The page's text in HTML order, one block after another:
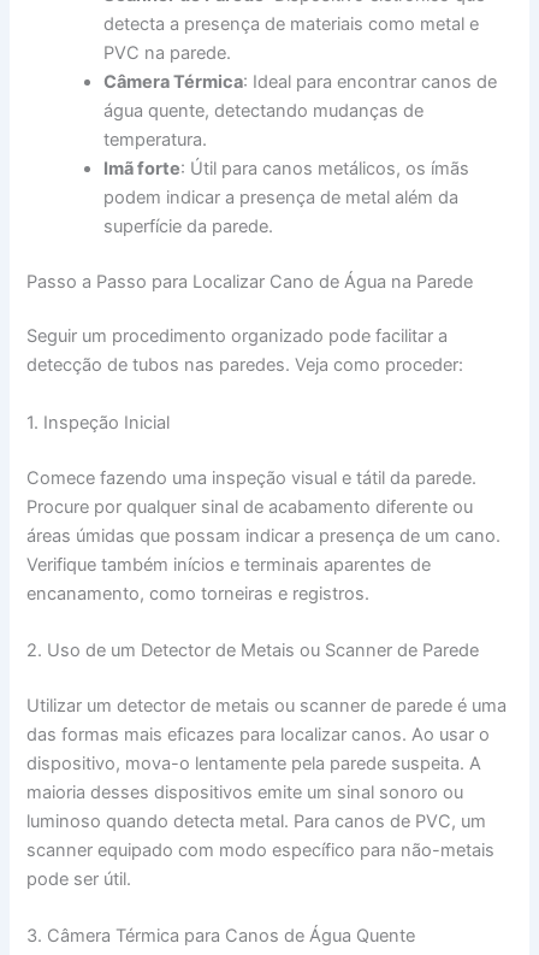
detecta a presença de materiais como metal e
PVC na parede.
Câmera Térmica: Ideal para encontrar canos de
água quente, detectando mudanças de
temperatura.
Imã forte: Útil para canos metálicos, os ímãs
podem indicar a presença de metal além da
superfície da parede.
Passo a Passo para Localizar Cano de Água na Parede
Seguir um procedimento organizado pode facilitar a
detecção de tubos nas paredes. Veja como proceder:
1. Inspeção Inicial
Comece fazendo uma inspeção visual e tátil da parede.
Procure por qualquer sinal de acabamento diferente ou
áreas úmidas que possam indicar a presença de um cano.
Verifique também inícios e terminais aparentes de
encanamento, como torneiras e registros.
2. Uso de um Detector de Metais ou Scanner de Parede
Utilizar um detector de metais ou scanner de parede é uma
das formas mais eficazes para localizar canos. Ao usar o
dispositivo, mova-o lentamente pela parede suspeita. A
maioria desses dispositivos emite um sinal sonoro ou
luminoso quando detecta metal. Para canos de PVC, um
scanner equipado com modo específico para não-metais
pode ser útil.
3. Câmera Térmica para Canos de Água Quente